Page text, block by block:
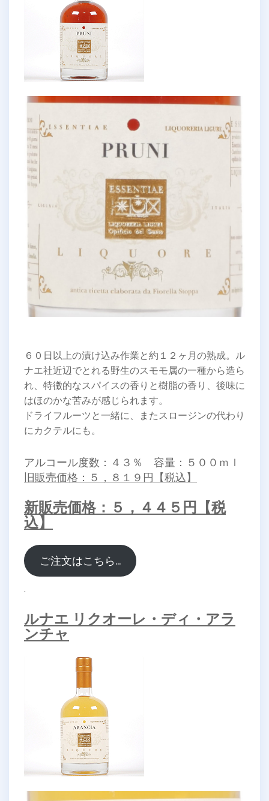
６０日以上の漬け込み作業と約１２ヶ月の熟成。ル
ナエ社近辺でとれる野生のスモモ属の一種から造ら
れ、特徴的なスパイスの香りと樹脂の香り、後味に
はほのかな苦みが感じられます。
ドライフルーツと一緒に、またスロージンの代わり
にカクテルにも。
アルコール度数：４３％ 容量：５００ｍｌ
旧販売価格：５，８１９円【税込】
新販売価格：５，４４５円【税
込】
ご注文はこちら…
.
ルナエ リクオーレ・ディ・アラ
ンチャ